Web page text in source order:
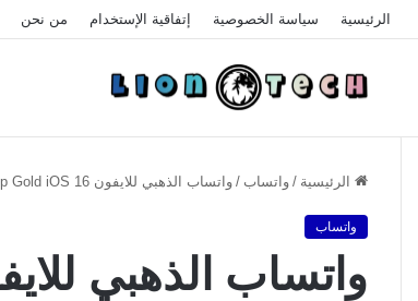
الرئيسية سياسة الخصوصية إتفاقية الإستخدام من نحن
الرئيسية / واتساب / واتساب الذهبي للايفون Whatsapp Gold iOS 16
واتساب